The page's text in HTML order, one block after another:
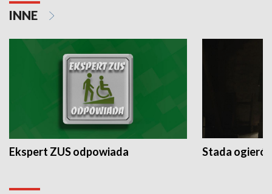
INNE
Ekspert ZUS odpowiada Stada